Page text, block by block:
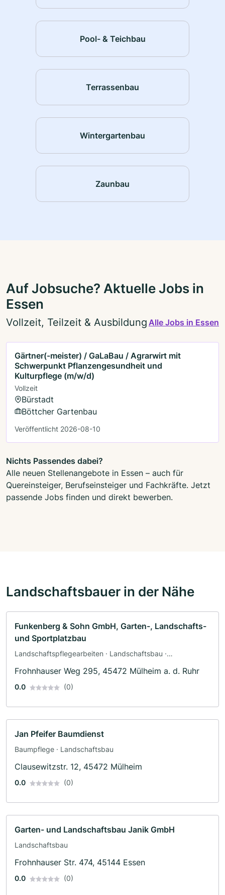
Pool- & Teichbau
Terrassenbau
Wintergartenbau
Zaunbau
Auf Jobsuche? Aktuelle Jobs in
Essen
Vollzeit, Teilzeit & Ausbildung Alle Jobs in Essen
Gärtner(-meister) / GaLaBau / Agrarwirt mit
Schwerpunkt Pflanzengesundheit und
Kulturpflege (m/w/d)
Vollzeit
Bürstadt
Böttcher Gartenbau
Veröffentlicht 2026-08-10
Nichts Passendes dabei?
Alle neuen Stellenangebote in Essen – auch für
Quereinsteiger, Berufseinsteiger und Fachkräfte. Jetzt
passende Jobs finden und direkt bewerben.
Landschaftsbauer in der Nähe
Funkenberg & Sohn GmbH, Garten-, Landschafts-
und Sportplatzbau
Landschaftspflegearbeiten · Landschaftsbau ·
Zaunbau
Frohnhauser Weg 295, 45472 Mülheim a. d. Ruhr
0.0 (0)
Jan Pfeifer Baumdienst
Baumpflege · Landschaftsbau
Clausewitzstr. 12, 45472 Mülheim
0.0 (0)
Garten- und Landschaftsbau Janik GmbH
Landschaftsbau
Frohnhauser Str. 474, 45144 Essen
0.0 (0)